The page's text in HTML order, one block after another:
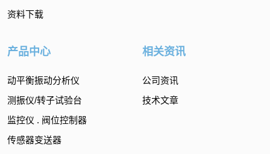
资料下载
产品中心
动平衡振动分析仪
测振仪/转子试验台
监控仪 . 阀位控制器
传感器变送器
相关资讯
公司资讯
技术文章